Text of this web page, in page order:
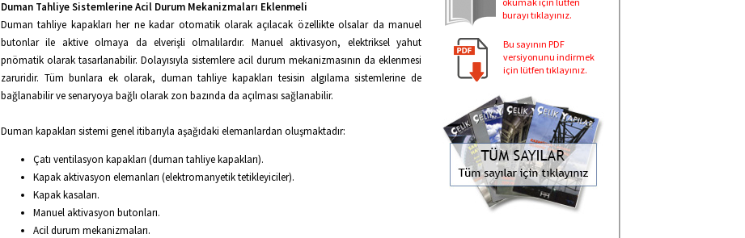
Duman Tahliye Sistemlerine Acil Durum Mekanizmaları Eklenmeli
Duman tahliye kapakları her ne kadar otomatik olarak açılacak özellikte olsalar da manuel
butonlar ile aktive olmaya da elverişli olmalılardır. Manuel aktivasyon, elektriksel yahut
pnömatik olarak tasarlanabilir. Dolayısıyla sistemlere acil durum mekanizmasının da eklenmesi
zaruridir. Tüm bunlara ek olarak, duman tahliye kapakları tesisin algılama sistemlerine de
bağlanabilir ve senaryoya bağlı olarak zon bazında da açılması sağlanabilir.
Duman kapakları sistemi genel itibarıyla aşağıdaki elemanlardan oluşmaktadır:
Çatı ventilasyon kapakları (duman tahliye kapakları).
Kapak aktivasyon elemanları (elektromanyetik tetikleyiciler).
Kapak kasaları.
Manuel aktivasyon butonları.
Acil durum mekanizmaları.
burayı tıklayınız.
Bu sayının PDF
versiyonunu indirmek
için lütfen tıklayınız.